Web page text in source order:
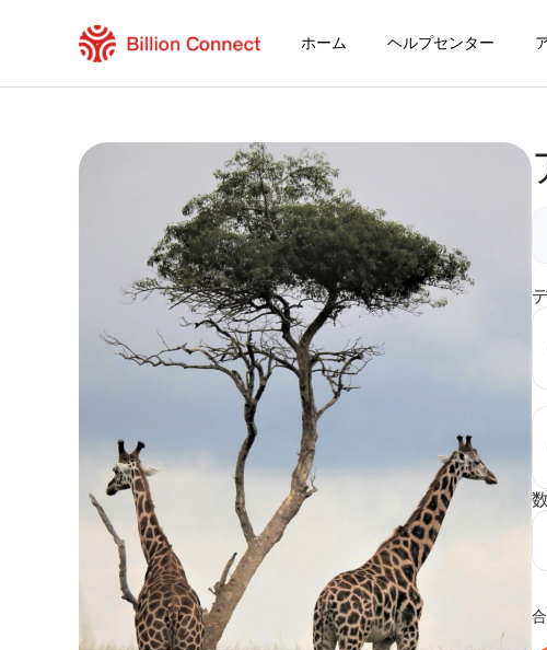
ホーム ヘルプセンター
現在の目的地の周遊プラン
KenyaでBillion Connect eSIMを利用するメリ
Billion Connect アフリカ eSIM［5ヶ国］ FAQ
目的地とデータプランを選ぶ
eSIMをインストールする
データプランを利用する
安定したインターネット接続
24時間年中無休のカスタマーサービス
簡単なインストール
国内の電話番号をそのままキープ
ローカル・周遊プラン